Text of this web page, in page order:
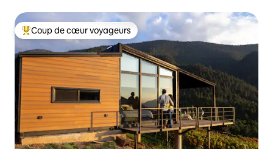
Coups de cœur voyageurs les plus appréciés
Coup de cœur voyageurs